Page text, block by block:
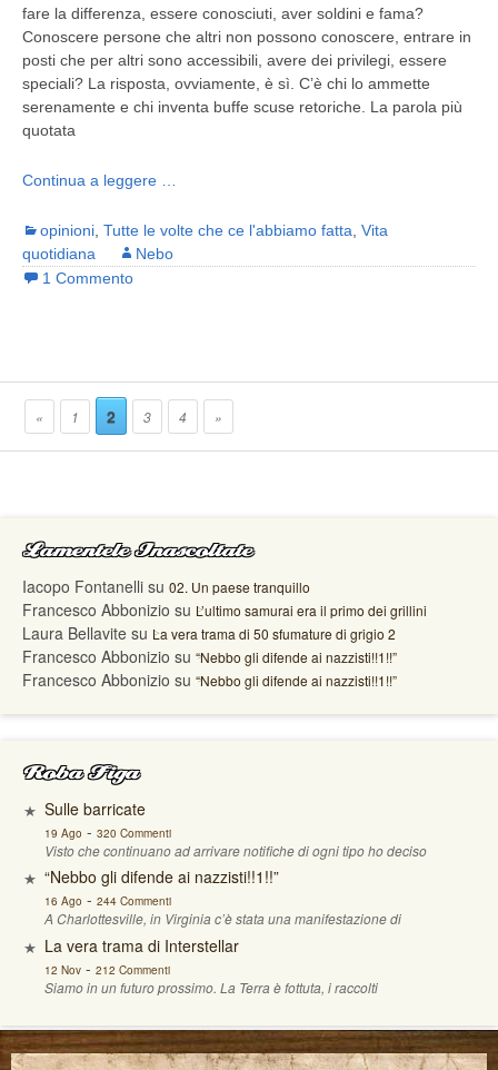
fare la differenza, essere conosciuti, aver soldini e fama?
Conoscere persone che altri non possono conoscere, entrare in
posti che per altri sono accessibili, avere dei privilegi, essere
speciali? La risposta, ovviamente, è sì. C’è chi lo ammette
serenamente e chi inventa buffe scuse retoriche. La parola più
quotata
Continua a leggere …
opinioni Tutte le volte che ce l'abbiamo fatta Vita
quotidiana
Nebo
1 Commento
« 1 2 3 4 »
Lamentele Inascoltate
Iacopo Fontanelli su 02. Un paese tranquillo
Francesco Abbonizio su L’ultimo samurai era il primo dei grillini
Laura Bellavite su La vera trama di 50 sfumature di grigio 2
Francesco Abbonizio su “Nebbo gli difende ai nazzisti!!1!!”
Francesco Abbonizio su “Nebbo gli difende ai nazzisti!!1!!”
Roba Figa
Sulle barricate
19 Ago - 320 Commenti
Visto che continuano ad arrivare notifiche di ogni tipo ho deciso
“Nebbo gli difende ai nazzisti!!1!!”
16 Ago - 244 Commenti
A Charlottesville, in Virginia c’è stata una manifestazione di
La vera trama di Interstellar
12 Nov- 212 Commenti
Siamo in un futuro prossimo. La Terra è fottuta, i raccolti